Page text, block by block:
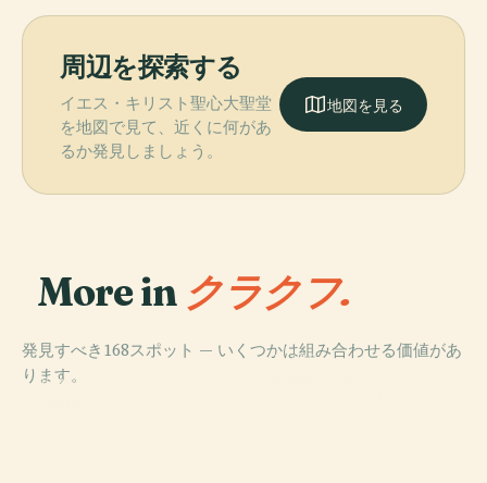
周辺を探索する
イエス・キリスト聖心大聖堂
を地図で見て、近くに何があ
るか発見しましょう。
地図を見る
More in クラクフ.
発見すべき168スポット — いくつかは組み合わせる価値があ
ります。
PLACE
PLACE